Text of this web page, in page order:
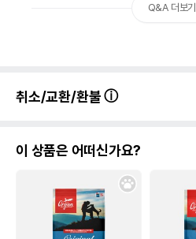
Q&A 더보기
취소/교환/환불
이 상품은 어떠신가요?